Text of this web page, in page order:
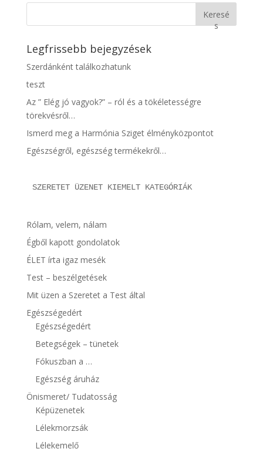
Keresé
s
Legfrissebb bejegyzések
Szerdánként találkozhatunk
teszt
Az ” Elég jó vagyok?” – ról és a tökéletességre
törekvésről…
Ismerd meg a Harmónia Sziget élményközpontot
Egészségről, egészség termékekről…
SZERETET ÜZENET KIEMELT KATEGÓRIÁK
Rólam, velem, nálam
Égből kapott gondolatok
ÉLET írta igaz mesék
Test – beszélgetések
Mit üzen a Szeretet a Test által
Egészségedért
Egészségedért
Betegségek – tünetek
Fókuszban a …
Egészség áruház
Önismeret/ Tudatosság
Képüzenetek
Lélekmorzsák
Lélekemelő